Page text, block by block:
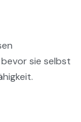
sie selbst